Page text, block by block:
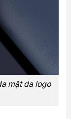
mặt da logo